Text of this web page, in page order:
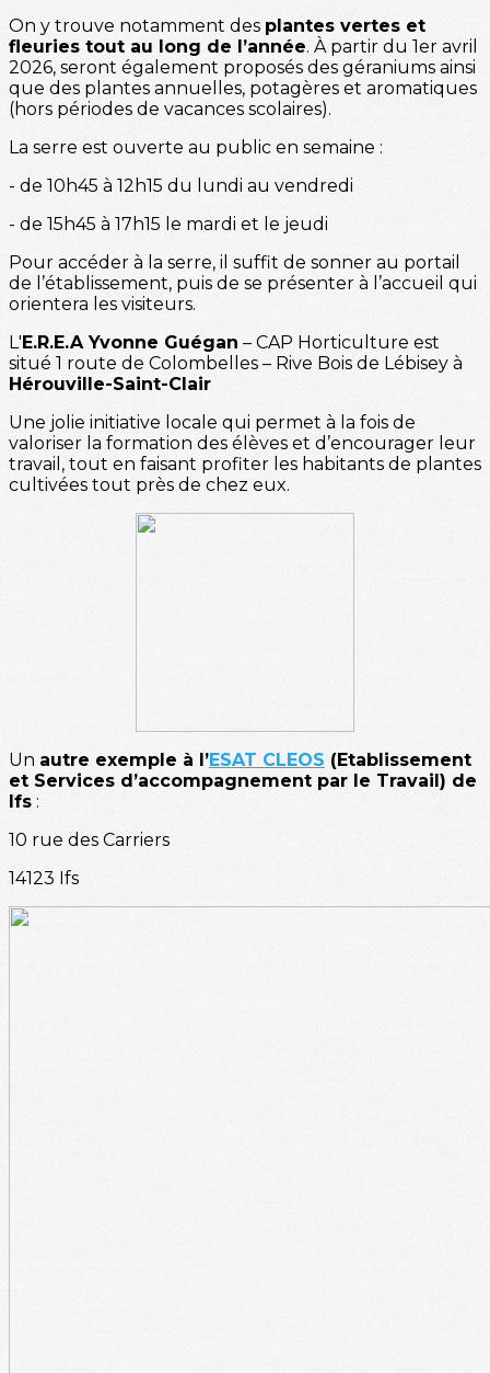
On y trouve notamment des plantes vertes et
fleuries tout au long de l’année. À partir du 1er avril
2026, seront également proposés des géraniums ainsi
que des plantes annuelles, potagères et aromatiques
(hors périodes de vacances scolaires).
La serre est ouverte au public en semaine :
- de 10h45 à 12h15 du lundi au vendredi
- de 15h45 à 17h15 le mardi et le jeudi
Pour accéder à la serre, il suffit de sonner au portail
de l’établissement, puis de se présenter à l’accueil qui
orientera les visiteurs.
L' E.R.E.A Yvonne Guégan – CAP Horticulture est
situé 1 route de Colombelles – Rive Bois de Lébisey à
Hérouville-Saint-Clair
Une jolie initiative locale qui permet à la fois de
valoriser la formation des élèves et d’encourager leur
travail, tout en faisant profiter les habitants de plantes
cultivées tout près de chez eux.
Un autre exemple à l’ESAT CLEOS (Etablissement
et Services d’accompagnement par le Travail) de
Ifs :
10 rue des Carriers
14123 Ifs